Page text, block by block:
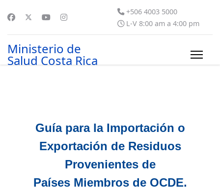
+506 4003 5000
L-V 8:00 am a 4:00 pm
Ministerio de
Salud Costa Rica
Guía para la Importación o
Exportación de Residuos
Provenientes de
Países Miembros de OCDE.